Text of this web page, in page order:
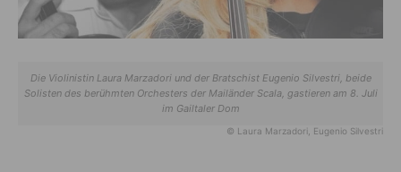
Die Violinistin Laura Marzadori und der Bratschist Eugenio Silvestri, beide
Solisten des berühmten Orchesters der Mailänder Scala, gastieren am 8. Juli
im Gailtaler Dom
© Laura Marzadori, Eugenio Silvestri